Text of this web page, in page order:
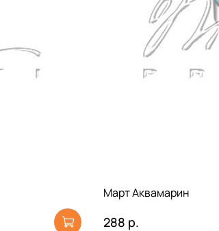
Март Аквамарин
288 р.